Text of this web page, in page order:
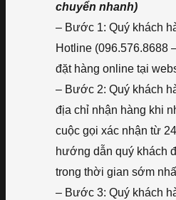
chuyển nhanh)
– Bước 1: Quý khách
Hotline (096.576.8688
đặt hàng online tại
– Bước 2: Quý khách
địa chỉ nhận hàng khi
cuộc gọi xác nhận từ
hướng dẫn quý khách
trong thời gian sớm
– Bước 3: Quý khách